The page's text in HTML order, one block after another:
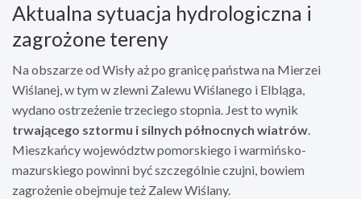
Aktualna sytuacja hydrologiczna i
zagrożone tereny
Na obszarze od Wisły aż po granicę państwa na Mierzei
Wiślanej, w tym w zlewni Zalewu Wiślanego i Elbląga,
wydano ostrzeżenie trzeciego stopnia. Jest to wynik
trwającego sztormu i silnych północnych wiatrów.
Mieszkańcy województw pomorskiego i warmińsko-
mazurskiego powinni być szczególnie czujni, bowiem
zagrożenie obejmuje też Zalew Wiślany.